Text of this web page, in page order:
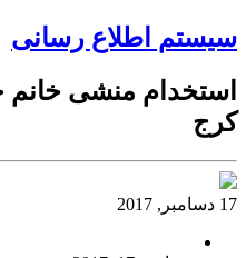
سیستم اطلاع رسانی
استخدام منشی خانم
کرج
17 دسامبر, 2017